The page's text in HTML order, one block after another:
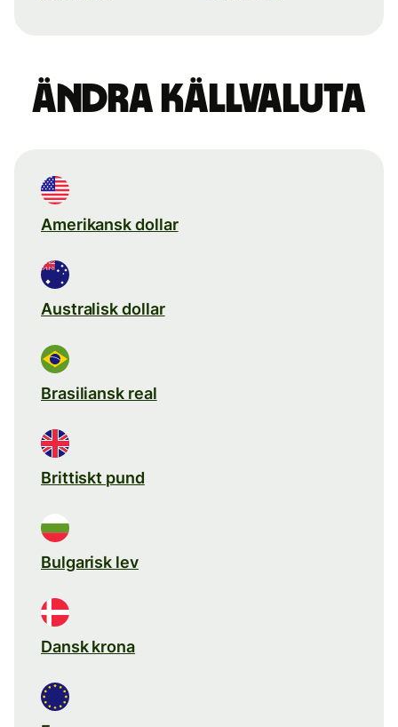
Ändra källvaluta
Amerikansk dollar
Australisk dollar
Brasiliansk real
Brittiskt pund
Bulgarisk lev
Dansk krona